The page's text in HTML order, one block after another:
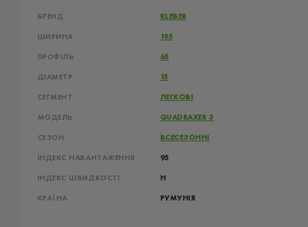
БРЕНД KLEBER
ШИРИНА 195
ПРОФІЛЬ 65
ДІАМЕТР 15
СЕГМЕНТ ЛЕГКОВІ
МОДЕЛЬ QUADRAXER 3
СЕЗОН ВСЕСЕЗОННІ
ІНДЕКС НАВАНТАЖЕННЯ 95
ІНДЕКС ШВИДКОСТІ H
КРАЇНА РУМУНІЯ